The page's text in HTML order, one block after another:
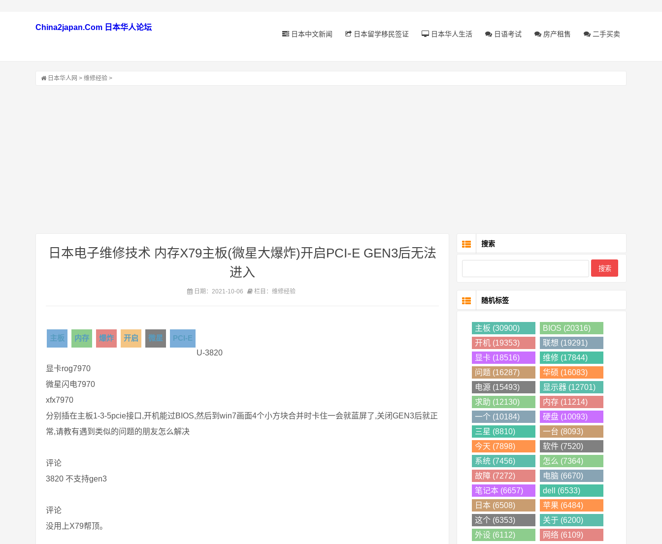
China2japan.Com 日本华人论坛
日本中文新闻 日本留学移民签证 日本华人生活 日语考试 房产租售 二手买卖
日本华人网 > 维修经验 >
日本电子维修技术 内存X79主板(微星大爆炸)开启PCI-E GEN3后无法
进入
日期：2021-10-06 栏目：维修经验
主板 内存 爆炸 开启 微星
PCI-E
U-3820
显卡rog7970
微星闪电7970
xfx7970
分别插在主板1-3-5pcie接口,开机能过BIOS,然后到win7画面4个小方块合并时卡住一会就蓝屏了,关闭GEN3后就正
常,请教有遇到类似的问题的朋友怎么解决
评论
3820 不支持gen3
评论
没用上X79帮顶。
搜索
随机标签
主板 (30900)
BIOS (20316)
开机 (19353)
联想 (19291)
显卡 (18516)
维修 (17844)
问题 (16287)
华硕 (16083)
电源 (15493)
显示器 (12701)
求助 (12130)
内存 (11214)
一个 (10184)
硬盘 (10093)
三星 (8810)
一台 (8093)
今天 (7898)
软件 (7520)
系统 (7456)
怎么 (7364)
故障 (7272)
电脑 (6670)
笔记本 (6657)
dell (6533)
日本 (6508)
苹果 (6484)
这个 (6353)
关于 (6200)
外设 (6112)
网络 (6109)